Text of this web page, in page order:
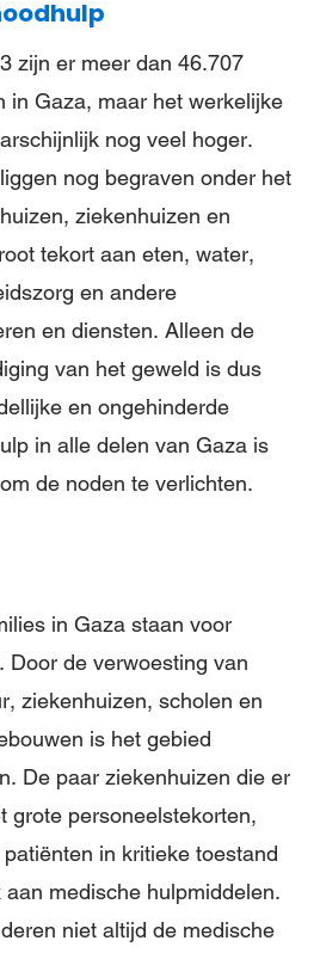
zijn er meer dan 46.707
in Gaza, maar het werkelijke
nog veel hoger.
nog begraven onder het
ziekenhuizen en
tekort aan eten, water,
en andere
en diensten. Alleen de
van het geweld is dus
en ongehinderde
in alle delen van Gaza is
de noden te verlichten.
in Gaza staan voor
Door de verwoesting van
ziekenhuizen, scholen en
is het gebied
De paar ziekenhuizen die er
grote personeelstekorten,
in kritieke toestand
medische hulpmiddelen.
niet altijd de medische